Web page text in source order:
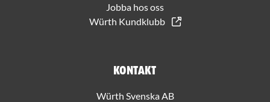
Jobba hos oss
Würth Kundklubb
Kontakt
Würth Svenska AB